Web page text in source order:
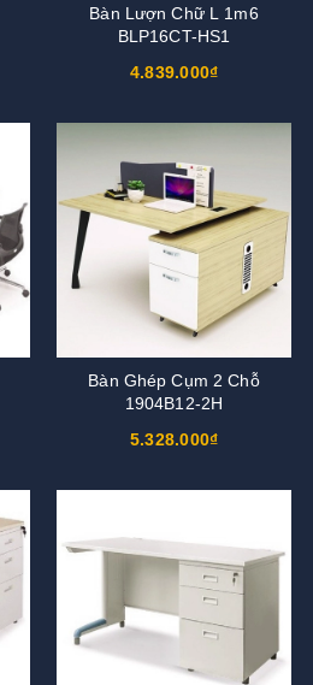
Bàn Lượn Chữ L 1m6
BLP16CT-HS1
4.839.000₫
Bàn Ghép Cụm 2 Chỗ
1904B12-2H
5.328.000₫